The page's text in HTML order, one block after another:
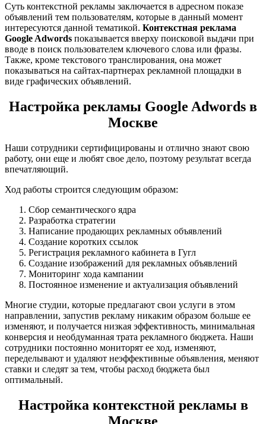
Суть контекстной рекламы заключается в адресном показе
объявлений тем пользователям, которые в данный момент
интересуются данной тематикой. Контекстная реклама
Google Adwords показывается вверху поисковой выдачи при
вводе в поиск пользователем ключевого слова или фразы.
Также, кроме текстового транслирования, она может
показываться на сайтах-партнерах рекламной площадки в
виде графических объявлений.
Настройка рекламы Google Adwords в
Москве
Наши сотрудники сертифицированы и отлично знают свою
работу, они еще и любят свое дело, поэтому результат всегда
впечатляющий.
Ход работы строится следующим образом:
Сбор семантического ядра
Разработка стратегии
Написание продающих рекламных объявлений
Создание коротких ссылок
Регистрация рекламного кабинета в Гугл
Создание изображений для рекламных объявлений
Мониторинг хода кампании
Постоянное изменение и актуализация объявлений
Многие студии, которые предлагают свои услуги в этом
направлении, запустив рекламу никаким образом больше ее
изменяют, и получается низкая эффективность, минимальная
конверсия и необдуманная трата рекламного бюджета. Наши
сотрудники постоянно мониторят ее ход, изменяют,
переделывают и удаляют неэффективные объявления, меняют
ставки и следят за тем, чтобы расход бюджета был
оптимальный.
Настройка контекстной рекламы в
Москве